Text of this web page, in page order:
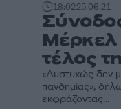
18:0225.06.21
Μέρκελ
τέλος
«Δυστυχώς δεν
πανδημίας»,
εκφράζοντας...